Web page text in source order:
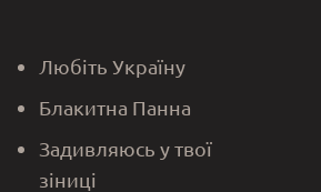
Любіть Україну
Блакитна Панна
Задивляюсь у твої
зіниці